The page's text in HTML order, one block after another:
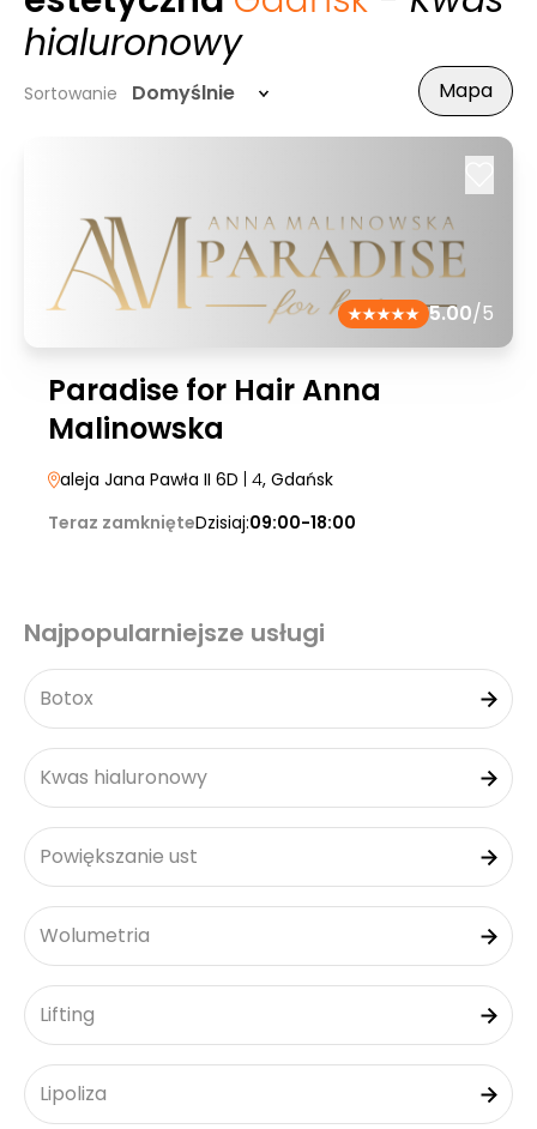
hialuronowy
Sortowanie Domyślnie Mapa
5.00/5
Paradise for Hair Anna
Malinowska
aleja Jana Pawła II 6D | 4, Gdańsk
Teraz zamknięteDzisiaj:09:00-18:00
Najpopularniejsze usługi
Botox
Kwas hialuronowy
Powiększanie ust
Wolumetria
Lifting
Lipoliza